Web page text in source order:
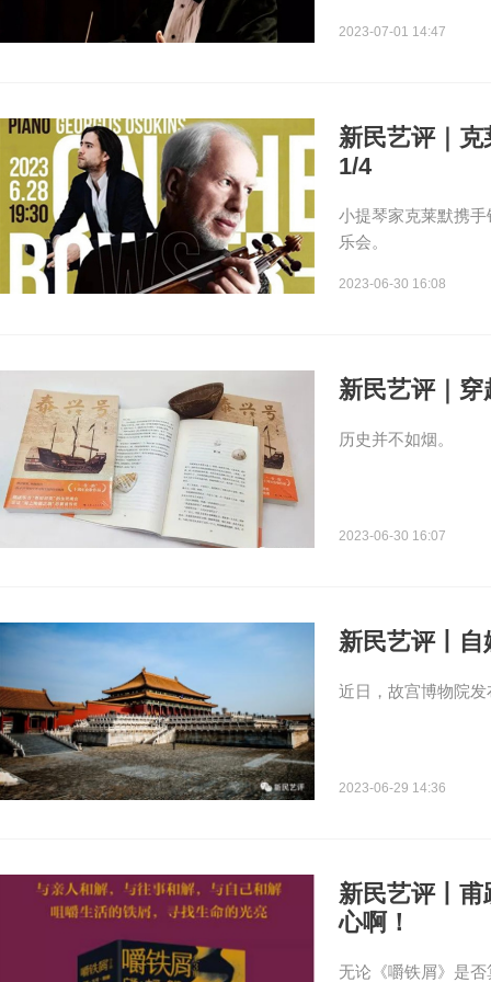
2023-07-01 14:47
新民艺评｜
1/4
小提琴家克莱默携
乐会。
2023-06-30 16:08
新民艺评｜
历史并不如烟。
2023-06-30 16:07
新民艺评丨
近日，故宫博物院发
2023-06-29 14:36
新民艺评丨
心啊！
无论《嚼铁屑》是